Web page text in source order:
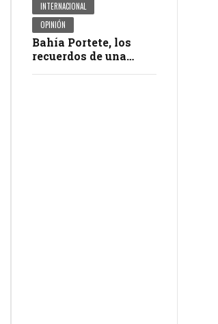
INTERNACIONAL
OPINIÓN
Bahía Portete, los
recuerdos de una